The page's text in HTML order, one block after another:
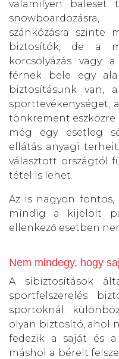
valamilyen baleset
szánkózásra szinte
biztosítók, de a
korcsolyázás vagy
férnek bele egy
biztosításunk van,
sporttevékenységet,
tönkrement
még egy esetleg
ellátás anyagi
választott országtól
tétel is lehet.
Az is nagyon fontos,
mindig a kijelölt
ellenkező esetben
Nem mindegy, hogy
A síbiztosítások
sportfelszerelés
sportoknál
olyan biztosító, ahol
fedezik a saját és
máshol a bérelt